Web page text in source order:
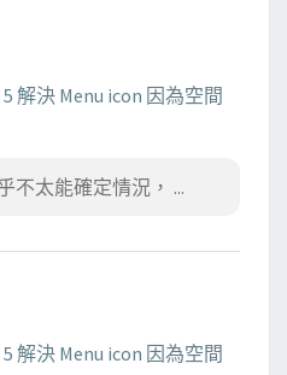
解決 Menu icon 因為空間
不太能確定情況， ...
解決 Menu icon 因為空間